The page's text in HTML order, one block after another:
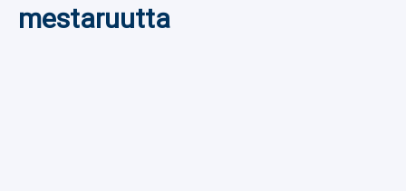
Yleisurheilu
mestaruutta